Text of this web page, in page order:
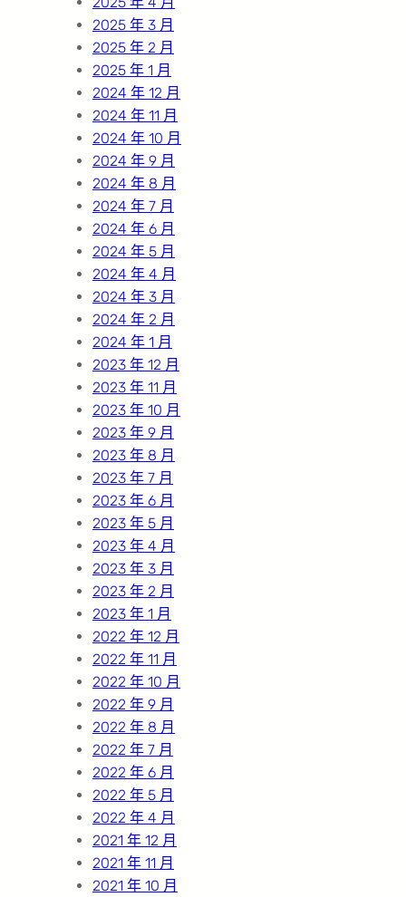
2025 年 3 月
2025 年 2 月
2025 年 1 月
2024 年 12 月
2024 年 11 月
2024 年 10 月
2024 年 9 月
2024 年 8 月
2024 年 7 月
2024 年 6 月
2024 年 5 月
2024 年 4 月
2024 年 3 月
2024 年 2 月
2024 年 1 月
2023 年 12 月
2023 年 11 月
2023 年 10 月
2023 年 9 月
2023 年 8 月
2023 年 7 月
2023 年 6 月
2023 年 5 月
2023 年 4 月
2023 年 3 月
2023 年 2 月
2023 年 1 月
2022 年 12 月
2022 年 11 月
2022 年 10 月
2022 年 9 月
2022 年 8 月
2022 年 7 月
2022 年 6 月
2022 年 5 月
2022 年 4 月
2021 年 12 月
2021 年 11 月
2021 年 10 月